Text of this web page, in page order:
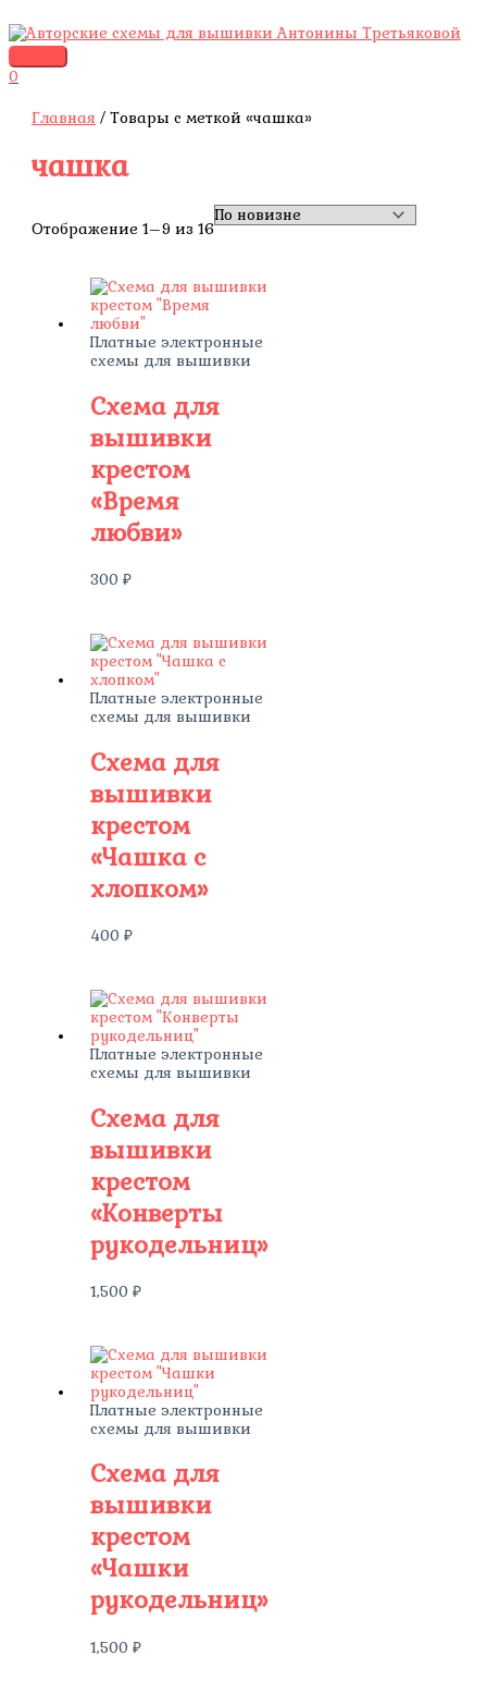
к
содержимому
МЕНЮ
0
Главная / Товары с меткой «чашка»
чашка
Отображение 1–9 из 16
самые
недавние
Платные электронные
схемы для вышивки
Схема для
вышивки
крестом
«Время
любви»
300 ₽
Платные электронные
схемы для вышивки
Схема для
вышивки
крестом
«Чашка с
хлопком»
400 ₽
Платные электронные
схемы для вышивки
Схема для
вышивки
крестом
«Конверты
рукодельниц»
1,500 ₽
Платные электронные
схемы для вышивки
Схема для
вышивки
крестом
«Чашки
рукодельниц»
1,500 ₽
о
и
к
т
в